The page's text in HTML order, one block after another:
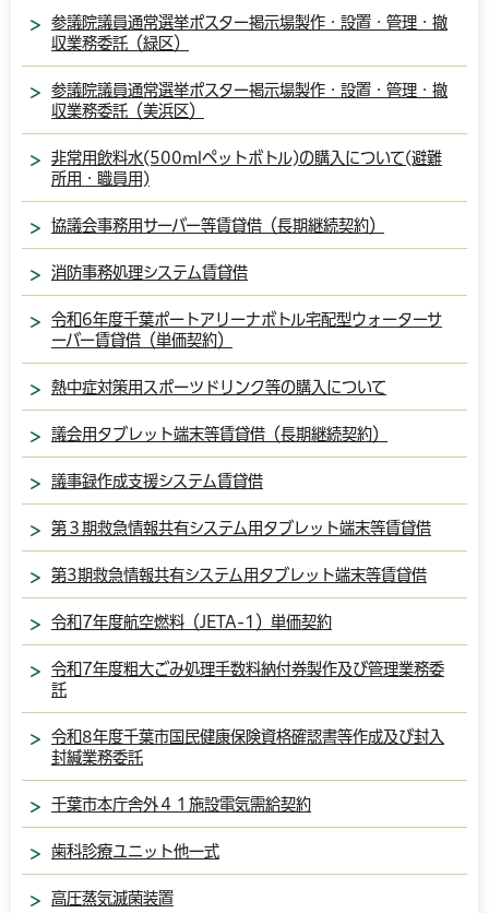
参議院議員通常選挙ポスター掲示場製作・設置・管理・撤
収業務委託（緑区）
参議院議員通常選挙ポスター掲示場製作・設置・管理・撤
収業務委託（美浜区）
非常用飲料水(500mlペットボトル)の購入について(避難
所用・職員用)
協議会事務用サーバー等賃貸借（長期継続契約）
消防事務処理システム賃貸借
令和6年度千葉ポートアリーナボトル宅配型ウォーターサ
ーバー賃貸借（単価契約）
熱中症対策用スポーツドリンク等の購入について
議会用タブレット端末等賃貸借（長期継続契約）
議事録作成支援システム賃貸借
第３期救急情報共有システム用タブレット端末等賃貸借
第3期救急情報共有システム用タブレット端末等賃貸借
令和7年度航空燃料（JETA-1）単価契約
令和7年度粗大ごみ処理手数料納付券製作及び管理業務委
託
令和8年度千葉市国民健康保険資格確認書等作成及び封入
封緘業務委託
千葉市本庁舎外４１施設電気需給契約
歯科診療ユニット他一式
高圧蒸気滅菌装置